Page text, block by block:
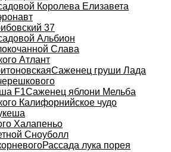
Королева Елизавета
37
Альбион
Слава
Атлант
Саженец груши Лада
F1Саженец яблони Мельба
Калифорнийское чудо
Халапеньо
Сноуболл
Рассада лука порея